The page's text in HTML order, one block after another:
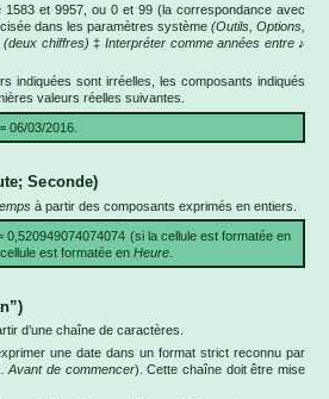
1583 et 9957, ou 0 et 99 (la correspondance avec
dans les paramètres système (Outils, Options,
(deux chiffres) ‡Interpréter comme années entre♪
indiquées sont irréelles, les composants indiqués
valeurs réelles suivantes.
06/03/2016.
Seconde)
à partir des composants exprimés en entiers.
0,520949074074074 (si la cellule est formatée en
est formatée en Heure
d’une chaîne de caractères.
une date dans un format strict reconnu par
Avant de commencer). Cette chaîne doit être mise